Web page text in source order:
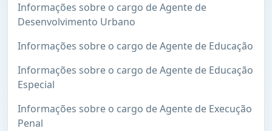
Informações sobre o cargo de Agente de
Desenvolvimento Urbano
Informações sobre o cargo de Agente de Educação
Informações sobre o cargo de Agente de Educação
Especial
Informações sobre o cargo de Agente de Execução
Penal